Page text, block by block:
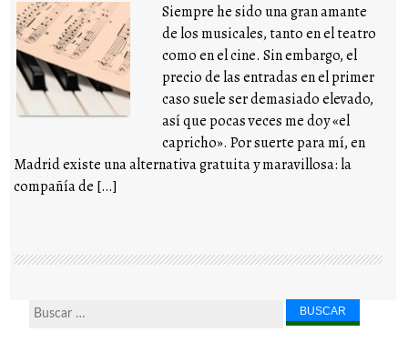
Siempre he sido una gran amante
de los musicales, tanto en el teatro
como en el cine. Sin embargo, el
precio de las entradas en el primer
caso suele ser demasiado elevado,
así que pocas veces me doy «el
capricho». Por suerte para mí, en
Madrid existe una alternativa gratuita y maravillosa: la
compañía de […]
Buscar...